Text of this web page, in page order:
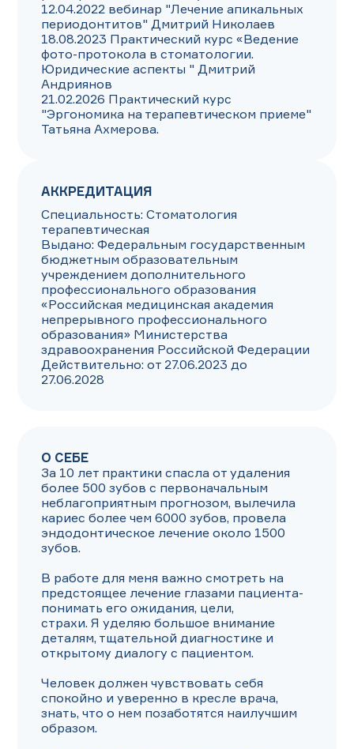
12.04.2022 вебинар "Лечение апикальных
периодонтитов" Дмитрий Николаев
18.08.2023 Практический курс «Ведение
фото-протокола в стоматологии.
Юридические аспекты " Дмитрий
Андриянов
21.02.2026 Практический курс
"Эргономика на терапевтическом приеме"
Татьяна Ахмерова.
АККРЕДИТАЦИЯ
Специальность: Стоматология
терапевтическая
Выдано: Федеральным государственным
бюджетным образовательным
учреждением дополнительного
профессионального образования
«Российская медицинская академия
непрерывного профессионального
образования» Министерства
здравоохранения Российской Федерации
Действительно: от 27.06.2023 до
27.06.2028
О СЕБЕ
За 10 лет практики спасла от удаления
более 500 зубов с первоначальным
неблагоприятным прогнозом, вылечила
кариес более чем 6000 зубов, провела
эндодонтическое лечение около 1500
зубов.
В работе для меня важно смотреть на
предстоящее лечение глазами пациента-
понимать его ожидания, цели,
страхи. Я уделяю большое внимание
деталям, тщательной диагностике и
открытому диалогу с пациентом.
Человек должен чувствовать себя
спокойно и уверенно в кресле врача,
знать, что о нем позаботятся наилучшим
образом.